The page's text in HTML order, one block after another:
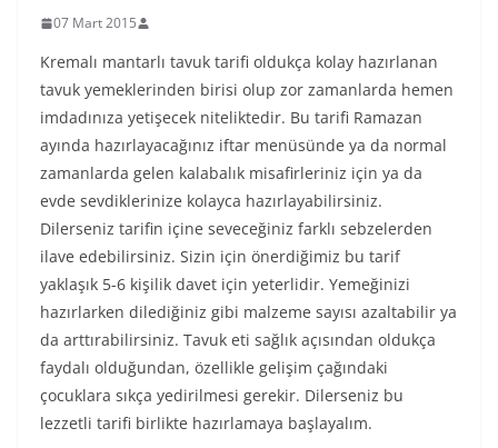
07 Mart 2015
Kremalı mantarlı tavuk tarifi oldukça kolay hazırlanan
tavuk yemeklerinden birisi olup zor zamanlarda hemen
imdadınıza yetişecek niteliktedir. Bu tarifi Ramazan
ayında hazırlayacağınız iftar menüsünde ya da normal
zamanlarda gelen kalabalık misafirleriniz için ya da
evde sevdiklerinize kolayca hazırlayabilirsiniz.
Dilerseniz tarifin içine seveceğiniz farklı sebzelerden
ilave edebilirsiniz. Sizin için önerdiğimiz bu tarif
yaklaşık 5-6 kişilik davet için yeterlidir. Yemeğinizi
hazırlarken dilediğiniz gibi malzeme sayısı azaltabilir ya
da arttırabilirsiniz. Tavuk eti sağlık açısından oldukça
faydalı olduğundan, özellikle gelişim çağındaki
çocuklara sıkça yedirilmesi gerekir. Dilerseniz bu
lezzetli tarifi birlikte hazırlamaya başlayalım.